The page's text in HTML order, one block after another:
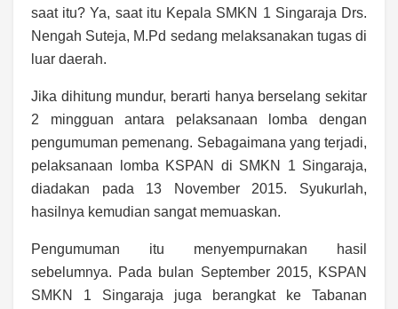
saat itu? Ya, saat itu Kepala SMKN 1 Singaraja Drs.
Nengah Suteja, M.Pd sedang melaksanakan tugas di
luar daerah.
Jika dihitung mundur, berarti hanya berselang sekitar
2 mingguan antara pelaksanaan lomba dengan
pengumuman pemenang. Sebagaimana yang terjadi,
pelaksanaan lomba KSPAN di SMKN 1 Singaraja,
diadakan pada 13 November 2015. Syukurlah,
hasilnya kemudian sangat memuaskan.
Pengumuman itu menyempurnakan hasil
sebelumnya. Pada bulan September 2015, KSPAN
SMKN 1 Singaraja juga berangkat ke Tabanan